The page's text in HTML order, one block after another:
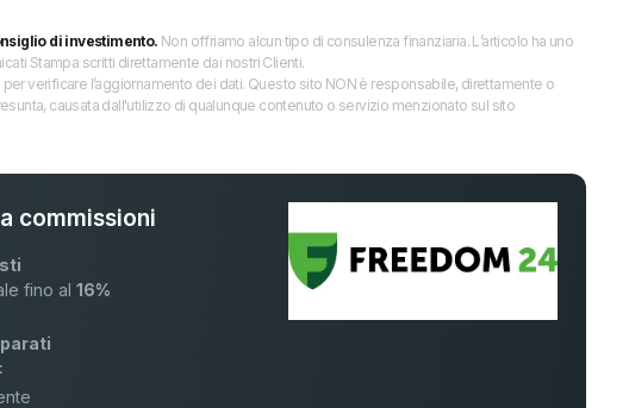
di investimento. Non offriamo alcun tipo di consulenza finanziaria. L’articolo ha uno
Stampa scritti direttamente dai nostri Clienti.
verificare l’aggiornamento dei dati. Questo sito NON è responsabile, direttamente o
causata dall'utilizzo di qualunque contenuto o servizio menzionato sul sito
commissioni
fino al16%